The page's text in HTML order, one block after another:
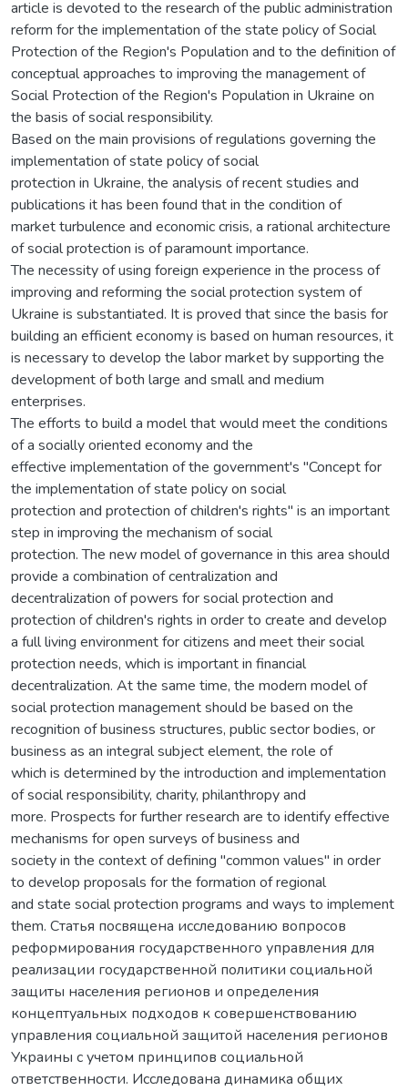
article is devoted to the research of the public administration
reform for the implementation of the state policy of Social
Protection of the Region's Population and to the definition of
conceptual approaches to improving the management of
Social Protection of the Region's Population in Ukraine on
the basis of social responsibility.
Based on the main provisions of regulations governing the
implementation of state policy of social
protection in Ukraine, the analysis of recent studies and
publications it has been found that in the condition of
market turbulence and economic crisis, a rational architecture
of social protection is of paramount importance.
The necessity of using foreign experience in the process of
improving and reforming the social protection system of
Ukraine is substantiated. It is proved that since the basis for
building an efficient economy is based on human resources, it
is necessary to develop the labor market by supporting the
development of both large and small and medium
enterprises.
The efforts to build a model that would meet the conditions
of a socially oriented economy and the
effective implementation of the government's "Concept for
the implementation of state policy on social
protection and protection of children's rights" is an important
step in improving the mechanism of social
protection. The new model of governance in this area should
provide a combination of centralization and
decentralization of powers for social protection and
protection of children's rights in order to create and develop
a full living environment for citizens and meet their social
protection needs, which is important in financial
decentralization. At the same time, the modern model of
social protection management should be based on the
recognition of business structures, public sector bodies, or
business as an integral subject element, the role of
which is determined by the introduction and implementation
of social responsibility, charity, philanthropy and
more. Prospects for further research are to identify effective
mechanisms for open surveys of business and
society in the context of defining "common values" in order
to develop proposals for the formation of regional
and state social protection programs and ways to implement
them. Статья посвящена исследованию вопросов
реформирования государственного управления для
реализации государственной политики социальной
защиты населения регионов и определения
концептуальных подходов к совершенствованию
управления социальной защитой населения регионов
Украины с учетом принципов социальной
ответственности. Исследована динамика общих